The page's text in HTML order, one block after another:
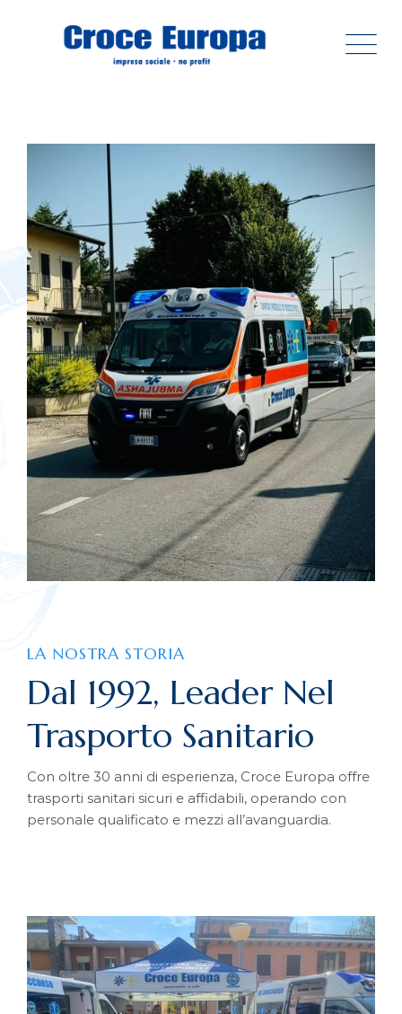
LA NOSTRA STORIA
Dal 1992, Leader Nel
Trasporto Sanitario
Con oltre 30 anni di esperienza, Croce Europa offre
trasporti sanitari sicuri e affidabili, operando con
personale qualificato e mezzi all’avanguardia.